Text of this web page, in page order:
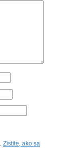
Zistite, ako sa